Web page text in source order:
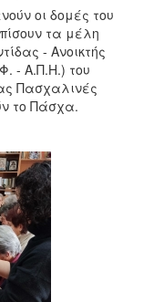
οι δομές του
τα μέλη
- Ανοικτής
- Α.Π.Η.) του
Πασχαλινές
το Πάσχα.